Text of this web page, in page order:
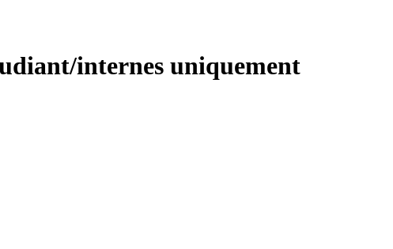
internes uniquement